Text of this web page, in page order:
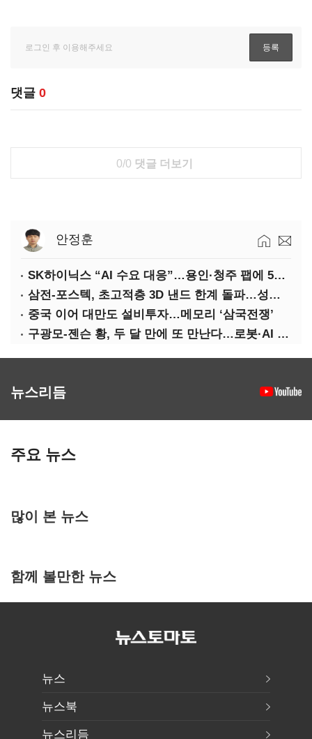
댓글 0
0/0 댓글 더보기
안정훈
SK하이닉스 “AI 수요 대응”…용인·청주 팹에 54조 투자
삼전-포스텍, 초고적층 3D 낸드 한계 돌파…성능·전력효율 개선
중국 이어 대만도 설비투자…메모리 ‘삼국전쟁’
구광모-젠슨 황, 두 달 만에 또 만난다…로봇·AI 등 논의
뉴스리듬
주요 뉴스
많이 본 뉴스
함께 볼만한 뉴스
뉴스
뉴스북
뉴스리듬